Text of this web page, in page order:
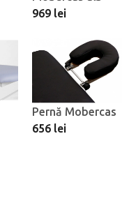
969 lei
Pernă Mobercas
656 lei